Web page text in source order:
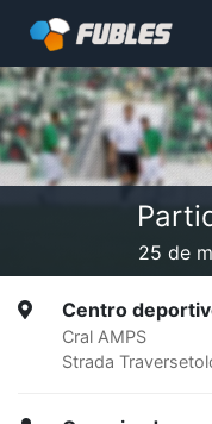
25 de
Centro
Cral AMPS
Strada